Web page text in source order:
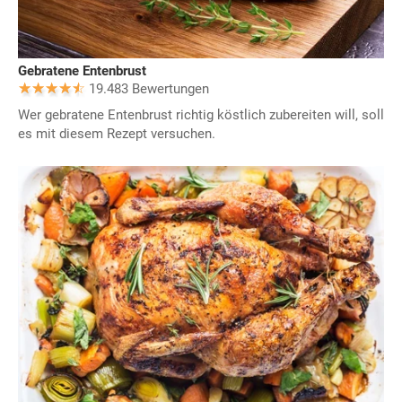
Gebratene Entenbrust
19.483 Bewertungen
Wer gebratene Entenbrust richtig köstlich zubereiten will, soll
es mit diesem Rezept versuchen.